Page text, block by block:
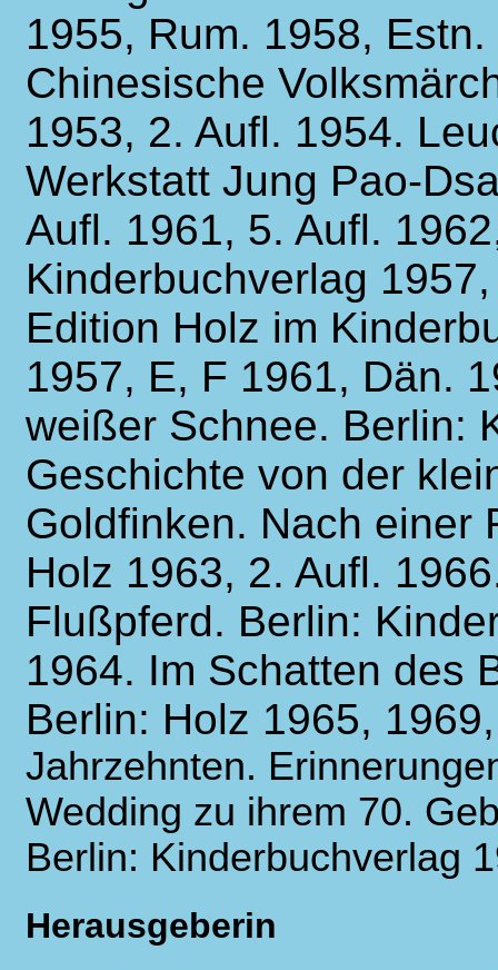
1955, Rum. 1958,
Chinesische
1953, 2. Aufl. 1954.
Werkstatt Jung Pao-
Aufl. 1961, 5. Aufl.
Kinderbuchverlag
Edition Holz im
1957, E, F 1961, Dän.
weißer Schnee. Berlin:
Geschichte von der
Goldfinken. Nach einer
Holz 1963, 2. Aufl.
Flußpferd. Berlin:
1964. Im Schatten des
Berlin: Holz 1965,
Jahrzehnten.
Wedding zu ihrem 70.
Berlin: Kinderbuchverlag
Herausgeberin